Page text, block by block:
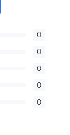
0
0
0
0
0